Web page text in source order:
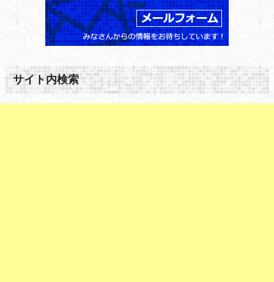
サイト内検索